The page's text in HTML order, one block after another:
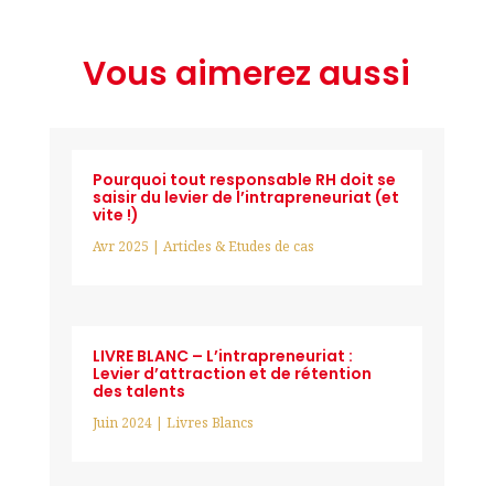
Vous aimerez aussi
Pourquoi tout responsable RH doit se
saisir du levier de l’intrapreneuriat (et
vite !)
Avr 2025 | Articles & Etudes de cas
LIVRE BLANC – L’intrapreneuriat :
Levier d’attraction et de rétention
des talents
Juin 2024| Livres Blancs